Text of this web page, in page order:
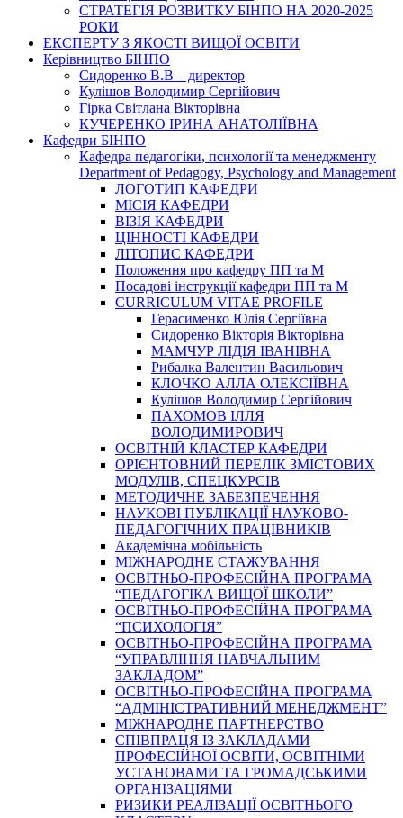
СТРАТЕГІЯ РОЗВИТКУ БІНПО НА 2020-2025
РОКИ
ЕКСПЕРТУ З ЯКОСТІ ВИЩОЇ ОСВІТИ
Керівництво БІНПО
Сидоренко В.В – директор
Кулішов Володимир Сергійович
Гірка Світлана Вікторівна
КУЧЕРЕНКО ІРИНА АНАТОЛІЇВНА
Кафедри БІНПО
Кафедра педагогіки, психології та менеджменту
Department of Pedagogy, Psychology and Management
ЛОГОТИП КАФЕДРИ
МІСІЯ КАФЕДРИ
ВІЗІЯ КАФЕДРИ
ЦІННОСТІ КАФЕДРИ
ЛІТОПИС КАФЕДРИ
Положення про кафедру ПП та М
Посадові інструкції кафедри ПП та М
CURRICULUM VITAE PROFILE
Герасименко Юлія Сергіївна
Сидоренко Вікторія Вікторівна
МАМЧУР ЛІДІЯ ІВАНІВНА
Рибалка Валентин Васильович
КЛОЧКО АЛЛА ОЛЕКСІЇВНА
Кулішов Володимир Сергійович
ПАХОМОВ ІЛЛЯ
ВОЛОДИМИРОВИЧ
ОСВІТНІЙ КЛАСТЕР КАФЕДРИ
ОРІЄНТОВНИЙ ПЕРЕЛІК ЗМІСТОВИХ
МОДУЛІВ, СПЕЦКУРСІВ
МЕТОДИЧНЕ ЗАБЕЗПЕЧЕННЯ
НАУКОВІ ПУБЛІКАЦІЇ НАУКОВО-
ПЕДАГОГІЧНИХ ПРАЦІВНИКІВ
Академічна мобільність
МІЖНАРОДНЕ СТАЖУВАННЯ
ОСВІТНЬО-ПРОФЕСІЙНА ПРОГРАМА
“ПЕДАГОГІКА ВИЩОЇ ШКОЛИ”
ОСВІТНЬО-ПРОФЕСІЙНА ПРОГРАМА
“ПСИХОЛОГІЯ”
ОСВІТНЬО-ПРОФЕСІЙНА ПРОГРАМА
“УПРАВЛІННЯ НАВЧАЛЬНИМ
ЗАКЛАДОМ”
ОСВІТНЬО-ПРОФЕСІЙНА ПРОГРАМА
“АДМІНІСТРАТИВНИЙ МЕНЕДЖМЕНТ”
МІЖНАРОДНЕ ПАРТНЕРСТВО
СПІВПРАЦЯ ІЗ ЗАКЛАДАМИ
ПРОФЕСІЙНОЇ ОСВІТИ, ОСВІТНІМИ
УСТАНОВАМИ ТА ГРОМАДСЬКИМИ
ОРГАНІЗАЦІЯМИ
РИЗИКИ РЕАЛІЗАЦІЇ ОСВІТНЬОГО